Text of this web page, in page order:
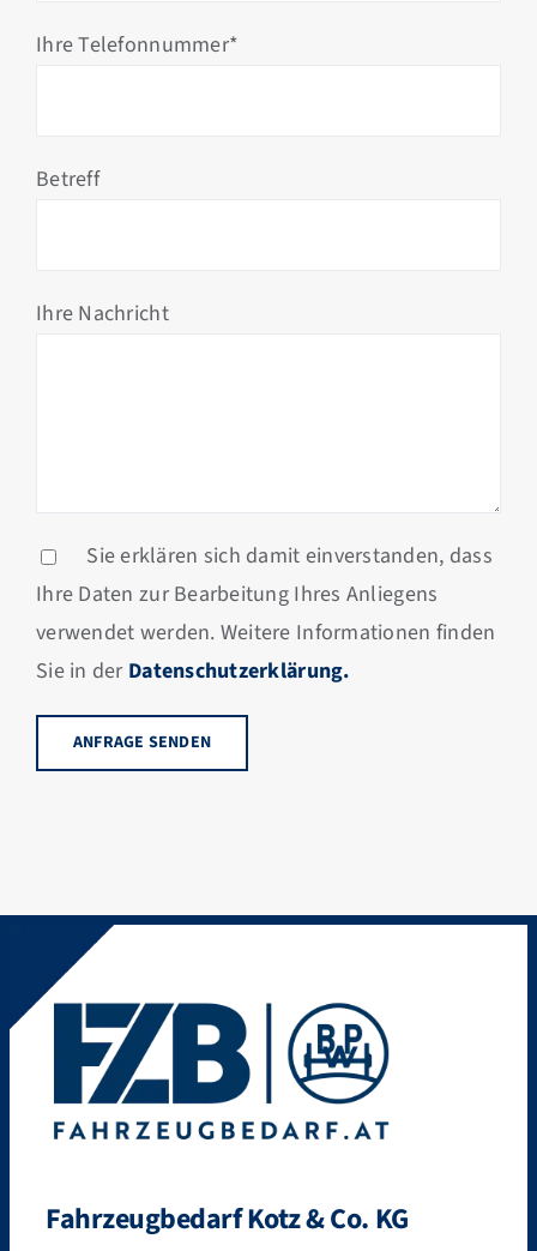
Ihre Telefonnummer*
Betreff
Ihre Nachricht
Sie erklären sich damit einverstanden, dass
Ihre Daten zur Bearbeitung Ihres Anliegens
verwendet werden. Weitere Informationen finden
Sie in der Datenschutzerklärung.
Bitte lasse dieses Feld leer.
Fahrzeugbedarf Kotz & Co. KG